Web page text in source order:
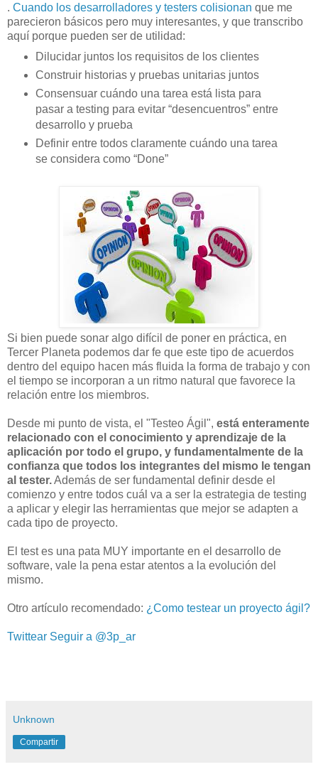
. Cuando los desarrolladores y testers colisionan que me
parecieron básicos pero muy interesantes, y que transcribo
aquí porque pueden ser de utilidad:
Dilucidar juntos los requisitos de los clientes
Construir historias y pruebas unitarias juntos
Consensuar cuándo una tarea está lista para
pasar a testing para evitar “desencuentros” entre
desarrollo y prueba
Definir entre todos claramente cuándo una tarea
se considera como “Done”
Si bien puede sonar algo difícil de poner en práctica, en
Tercer Planeta podemos dar fe que este tipo de acuerdos
dentro del equipo hacen más fluida la forma de trabajo y con
el tiempo se incorporan a un ritmo natural que favorece la
relación entre los miembros.
Desde mi punto de vista, el "Testeo Ágil", está enteramente
relacionado con el conocimiento y aprendizaje de la
aplicación por todo el grupo, y fundamentalmente de la
confianza que todos los integrantes del mismo le tengan
al tester.Además de ser fundamental definir desde el
comienzo y entre todos cuál va a ser la estrategia de testing
a aplicar y elegir las herramientas que mejor se adapten a
cada tipo de proyecto.
El test es una pata MUY importante en el desarrollo de
software, vale la pena estar atentos a la evolución del
mismo.
Otro artículo recomendado: ¿Como testear un proyecto ágil?
Twittear Seguir a @3p_ar
Unknown
Compartir